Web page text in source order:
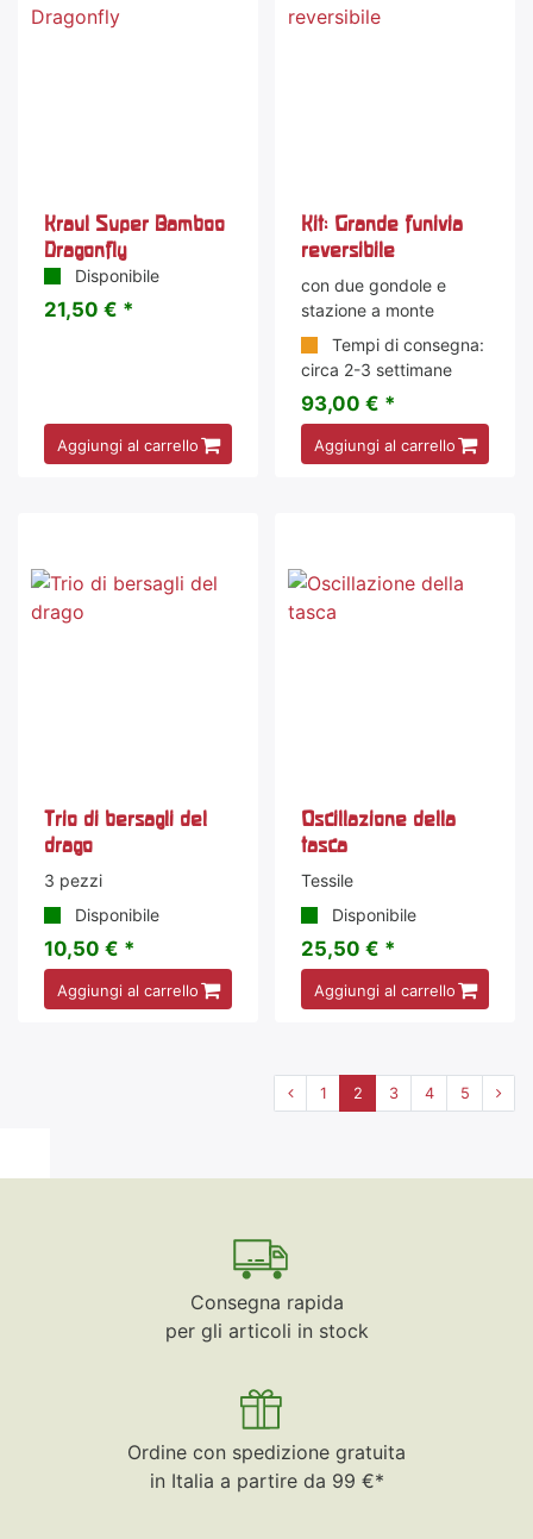
Kraul Super Bamboo
Dragonfly
Disponibile
21,50 € *
Aggiungi al carrello
Kit: Grande funivia
reversibile
con due gondole e
stazione a monte
Tempi di consegna:
circa 2-3 settimane
93,00 € *
Aggiungi al carrello
Trio di bersagli del
drago
3 pezzi
Disponibile
10,50 € *
Aggiungi al carrello
Oscillazione della
tasca
Tessile
Disponibile
25,50 € *
Aggiungi al carrello
1 2 3 4 5
Consegna rapida
per gli articoli in stock
Ordine con spedizione gratuita
in Italia a partire da 99 €*